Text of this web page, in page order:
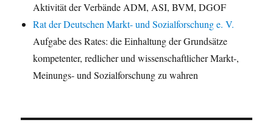
Aktivität der Verbände ADM, ASI, BVM, DGOF
Rat der Deutschen Markt- und Sozialforschung e. V.
Aufgabe des Rates: die Einhaltung der Grundsätze
kompetenter, redlicher und wissenschaftlicher Markt-,
Meinungs- und Sozialforschung zu wahren